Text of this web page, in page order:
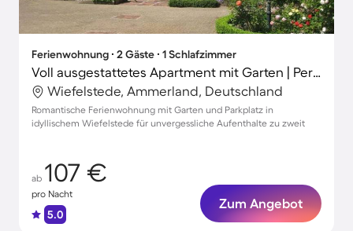
Ferienwohnung ∙ 2 Gäste ∙ 1 Schlafzimmer
Voll ausgestattetes Apartment mit Garten | Perfekt für die Arbeit von Zuhause
Wiefelstede, Ammerland, Deutschland
Romantische Ferienwohnung mit Garten und Parkplatz in
idyllischem Wiefelstede für unvergessliche Aufenthalte zu zweit
ab 107 €
pro Nacht
5.0
Zum Angebot